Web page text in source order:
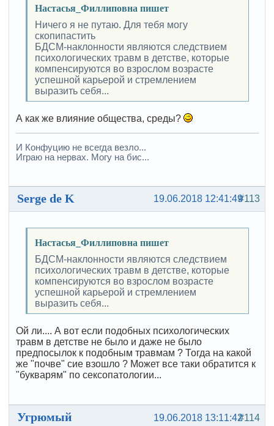
Настасья_Филлиповна пишет
Ничего я не путаю. Для тебя могу
скопипастить
БДСМ-наклонности являются следствием
психологических травм в детстве, которые
компенсируются во взрослом возрасте
успешной карьерой и стремлением
выразить себя...
А как же влияние общества, среды?
И Конфуцию не всегда везло...
Играю на нервах. Могу на бис...
#113
19.06.2018 12:41:49
Serge de K
Настасья_Филлиповна пишет
БДСМ-наклонности являются следствием
психологических травм в детстве, которые
компенсируются во взрослом возрасте
успешной карьерой и стремлением
выразить себя...
Ой ли.... А вот если подобных психологических
травм в детстве не было и даже не было
предпосылок к подобным травмам ? Тогда на какой
же "почве" сие взошло ? Может все таки обратится к
"букварям" по сексопатологии...
#114
19.06.2018 13:11:42
Угрюмый